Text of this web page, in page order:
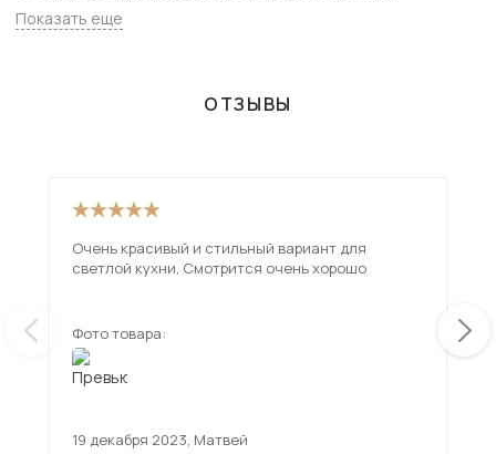
ассортимент товаров с доставкой в Москве и Подмосковью,
включая Клин. Всего товаров в категории «Обеденные
Показать еще
ОТЗЫВЫ
Очень красивый и стильный вариант для
светлой кухни, Смотрится очень хорошо
Фото товара:
19 декабря 2023, Матвей